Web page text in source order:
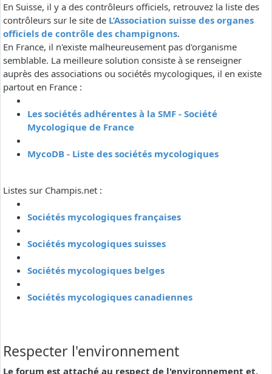
En Suisse, il y a des contrôleurs officiels, retrouvez la liste des
contrôleurs sur le site de L’Association suisse des organes
officiels de contrôle des champignons.
En France, il n'existe malheureusement pas d'organisme
semblable. La meilleure solution consiste à se renseigner
auprès des associations ou sociétés mycologiques, il en existe
partout en France :
Les sociétés adhérentes à la SMF - Société
Mycologique de France
MycoDB - Liste des sociétés mycologiques
Listes sur Champis.net :
Sociétés mycologiques françaises
Sociétés mycologiques suisses
Sociétés mycologiques belges
Sociétés mycologiques canadiennes
Respecter l'environnement
Le forum est attaché au respect de l'environnement et,